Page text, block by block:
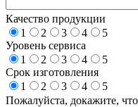
Качество продукции
1
2 3 4
5
Уровень сервиса
1
2 3 4
5
Срок изготовления
1
2 3 4
5
Пожалуйста, докажите,